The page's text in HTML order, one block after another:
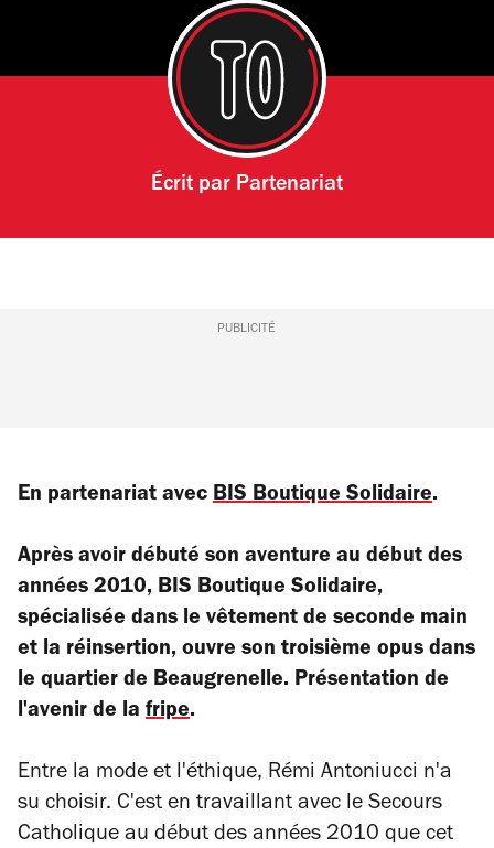
Écrit par Partenariat
PUBLICITÉ
En partenariat avec BIS Boutique Solidaire.
Après avoir débuté son aventure au début des
années 2010, BIS Boutique Solidaire,
spécialisée dans le vêtement de seconde main
et la réinsertion, ouvre son troisième opus dans
le quartier de Beaugrenelle. Présentation de
l'avenir de la fripe.
Entre la mode et l'éthique, Rémi Antoniucci n'a
su choisir. C'est en travaillant avec le Secours
Catholique au début des années 2010 que cet